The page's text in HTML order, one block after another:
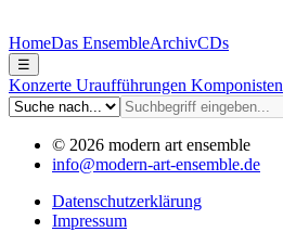
HomeDas EnsembleArchivCDs
☰
Konzerte Uraufführungen Komponisten
© 2026 modern art ensemble
info@modern-art-ensemble.de
Datenschutzerklärung
Impressum